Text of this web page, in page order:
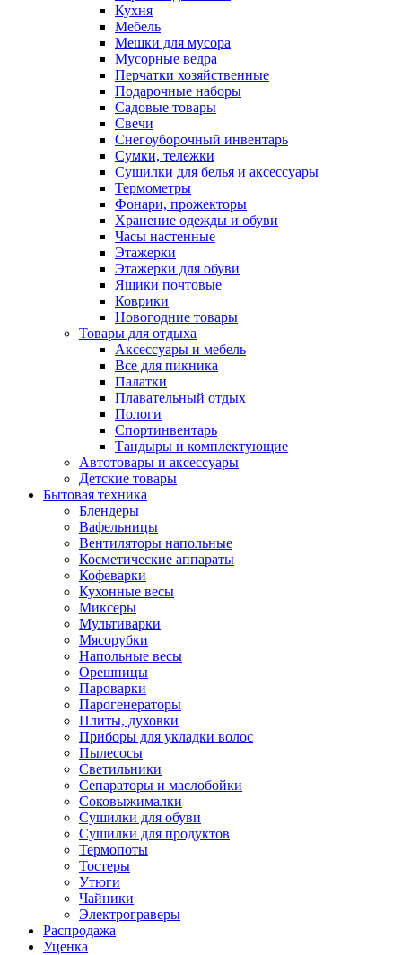
Кухня
Мебель
Мешки для мусора
Мусорные ведра
Перчатки хозяйственные
Подарочные наборы
Садовые товары
Свечи
Снегоуборочный инвентарь
Сумки, тележки
Сушилки для белья и аксессуары
Термометры
Фонари, прожекторы
Хранение одежды и обуви
Часы настенные
Этажерки
Этажерки для обуви
Ящики почтовые
Коврики
Новогодние товары
Товары для отдыха
Аксессуары и мебель
Все для пикника
Палатки
Плавательный отдых
Пологи
Спортинвентарь
Тандыры и комплектующие
Автотовары и аксессуары
Детские товары
Бытовая техника
Блендеры
Вафельницы
Вентиляторы напольные
Косметические аппараты
Кофеварки
Кухонные весы
Миксеры
Мультиварки
Мясорубки
Напольные весы
Орешницы
Пароварки
Парогенераторы
Плиты, духовки
Приборы для укладки волос
Пылесосы
Светильники
Сепараторы и маслобойки
Соковыжималки
Сушилки для обуви
Сушилки для продуктов
Термопоты
Тостеры
Утюги
Чайники
Электрограверы
Распродажа
Уценка